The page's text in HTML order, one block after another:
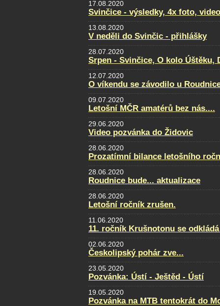
17.08.2020
Svinčice - výsledky, 4x foto,
13.08.2020
V neděli do Svinčic - přihlášky
28.07.2020
Srpen - Svinčice, O kolo Úštěku,
12.07.2020
O víkendu se závodilo u
09.07.2020
Letošní MČR amatérů bez nás....
29.06.2020
Video pozvánka do Židovic
28.06.2020
Prozatímní bilance letošního
28.06.2020
Roudnice bude... aktualizace
28.06.2020
Letošní ročník zrušen.
11.06.2020
11. ročník Krušnotonu se
02.06.2020
Českolipský pohár zve...
23.05.2020
Pozvánka: Ústí - Ještěd - Ústí
19.05.2020
Pozvánka na MTB tentokrát do